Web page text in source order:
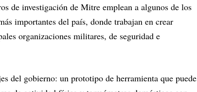
de investigación de Mitre emplean a algunos de los
importantes del país, donde trabajan en crear
organizaciones militares, de seguridad e
del gobierno: un prototipo de herramienta que puede